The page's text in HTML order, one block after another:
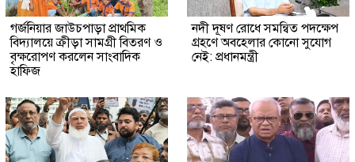
গর্জনিয়ার জাউচপাড়া প্রাথমিক
বিদ্যালয়ে ক্রীড়া সামগ্রী বিতরণ ও
বৃক্ষরোপণ করলেন সাংবাদিক
হাফিজ
নদী দূষণ রোধে সমন্বিত পদক্ষেপ
গ্রহণে অবহেলার কোনো সুযোগ
নেই: প্রধানমন্ত্রী